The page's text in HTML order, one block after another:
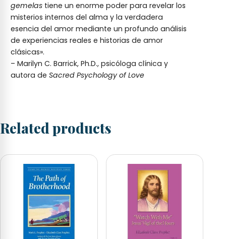
gemelas tiene un enorme poder para revelar los
misterios internos del alma y la verdadera
esencia del amor mediante un profundo análisis
de experiencias reales e historias de amor
clásicas».
– Marilyn C. Barrick, Ph.D., psicóloga clínica y
autora deSacred Psychology of Love
Related products